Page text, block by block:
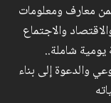
معارف ومعلومات
والاجتماع
شاملة..
والدعوة إلى بناء